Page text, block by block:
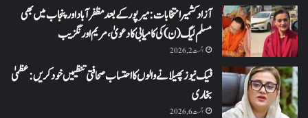
آزاد کشمیر انتخابات: میرپور کے بعد مظفرآباد اور پنجاب میں بھی
مسلم لیگ (ن) کی کامیابی کا دعویٰ، مریم اورنگزیب
اگست 2, 2026
فیک نیوز پھیلانے والوں کا احتساب صحافتی تنظیمیں خود کریں: عظمیٰ
بخاری
اگست 6, 2026